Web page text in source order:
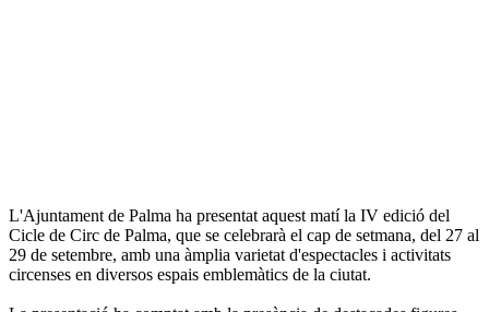
L'Ajuntament de Palma ha presentat aquest matí la IV edició del
Cicle de Circ de Palma, que se celebrarà el cap de setmana, del 27 al
29 de setembre, amb una àmplia varietat d'espectacles i activitats
circenses en diversos espais emblemàtics de la ciutat.